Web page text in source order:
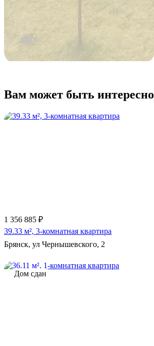
Вам может быть интересно
1 356 885 ₽
39.33 м², 3-комнатная квартира
Брянск, ул Чернышевского, 2
Дом сдан